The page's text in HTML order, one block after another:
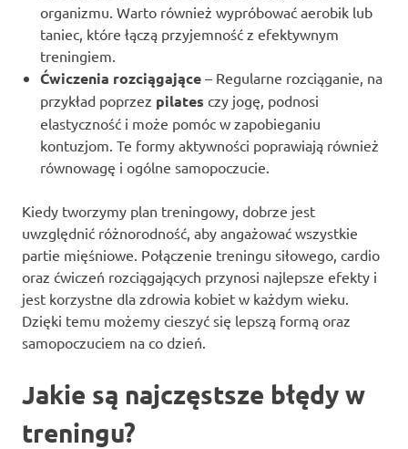
organizmu. Warto również wypróbować aerobik lub
taniec, które łączą przyjemność z efektywnym
treningiem.
Ćwiczenia rozciągające – Regularne rozciąganie, na
przykład poprzez pilates czy jogę, podnosi
elastyczność i może pomóc w zapobieganiu
kontuzjom. Te formy aktywności poprawiają również
równowagę i ogólne samopoczucie.
Kiedy tworzymy plan treningowy, dobrze jest
uwzględnić różnorodność, aby angażować wszystkie
partie mięśniowe. Połączenie treningu siłowego, cardio
oraz ćwiczeń rozciągających przynosi najlepsze efekty i
jest korzystne dla zdrowia kobiet w każdym wieku.
Dzięki temu możemy cieszyć się lepszą formą oraz
samopoczuciem na co dzień.
Jakie są najczęstsze błędy w
treningu?